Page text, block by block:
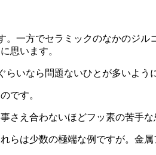
一方でセラミックのなかのジ
思います。
いなら問題ないひとが多いよう
です。
え合わないほどフッ素の苦手な
は少数の極端な例ですが。金属